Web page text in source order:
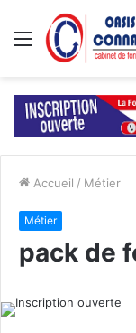
Menu
Accueil / Métier
Métier
pack de